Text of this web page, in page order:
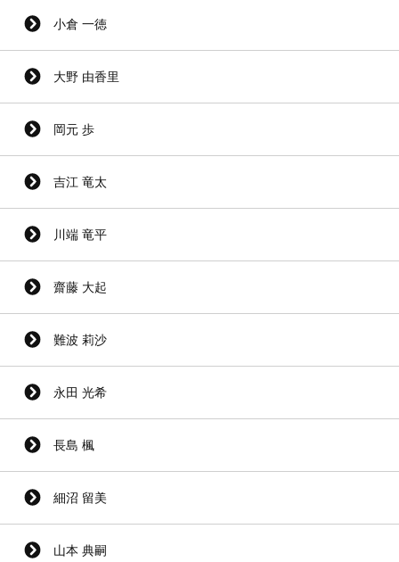
小倉 一徳
大野 由香里
岡元 歩
吉江 竜太
川端 竜平
齋藤 大起
難波 莉沙
永田 光希
長島 楓
細沼 留美
山本 典嗣